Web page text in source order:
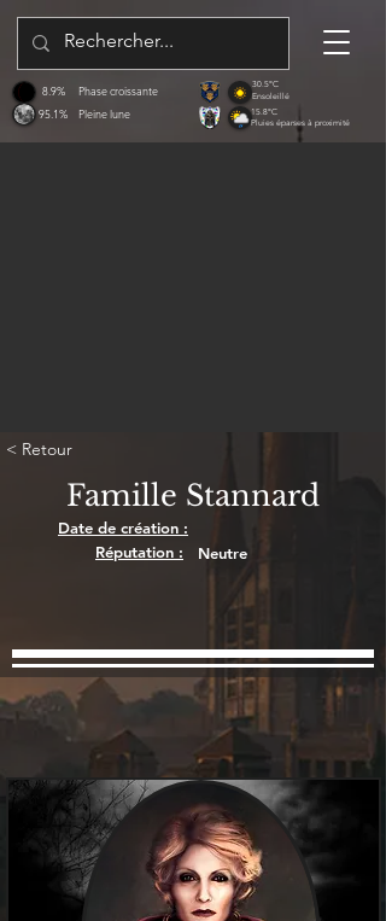
95.1%
8.9%
Pleine lune
Phase croissante
30.5°C
Ensoleillé
15.8°C
Pluies éparses à proximité
< Retour
Famille Stannard
Date de création :
Réputation :
Neutre